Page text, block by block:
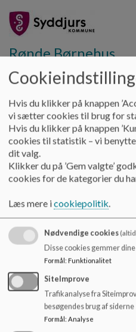
i
Rønde Børnehus
Fælles Kommunal
Velkommen til
-
Dokumenter
Velkommen til
Rønde Børnehus
8410 Rønde
Hvis du klikker på knappen
vi sætter cookies til brug for
Hvis du klikker på knappen
cookies til statistik – vi
dit valg.
Klikker du på ’Gem valgte’
cookies for de kategorier du
Læs mere icookiepolitik.
Nødvendige cookies
Disse cookies gemmer
Formål: Funktionalitet
SiteImprove
Trafikanalyse fra
besøgendes brug af siderne
Formål: Analyse